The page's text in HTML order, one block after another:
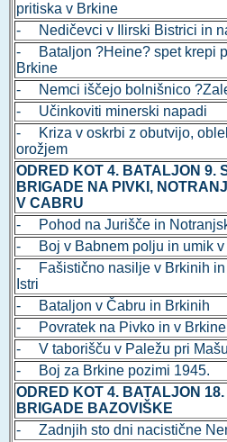
pritiska v Brkine
- Nedičevci v Ilirski Bistrici in
- Bataljon ?Heine? spet krepi
Brkine
- Nemci iščejo bolnišnico
- Učinkoviti minerski napadi
- Kriza v oskrbi z obutvijo,
orožjem
ODRED KOT 4. BATALJON 9.
BRIGADE NA PIVKI,
V CABRU
- Pohod na Jurišče in
- Boj v Babnem polju in umik v
- Fašistično nasilje v Brkinih in
Istri
- Bataljon v Čabru in Brkinih
- Povratek na Pivko in v Brkine
- V taborišču v Paležu pri
- Boj za Brkine pozimi 1945.
ODRED KOT 4. BATALJON 18.
BRIGADE BAZOVIŠKE
- Zadnjih sto dni nacistične